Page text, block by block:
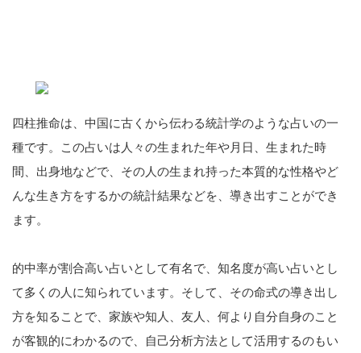
四柱推命は、中国に古くから伝わる統計学のような占いの一
種です。この占いは人々の生まれた年や月日、生まれた時
間、出身地などで、その人の生まれ持った本質的な性格やど
んな生き方をするかの統計結果などを、導き出すことができ
ます。
的中率が割合高い占いとして有名で、知名度が高い占いとし
て多くの人に知られています。そして、その命式の導き出し
方を知ることで、家族や知人、友人、何より自分自身のこと
が客観的にわかるので、自己分析方法として活用するのもい